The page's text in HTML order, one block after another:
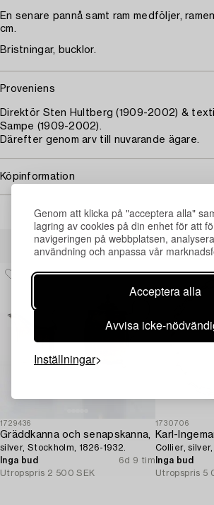
Genom att klicka på "acceptera alla"
lagring av cookies på din enhet för att
navigeringen på webbplatsen,
användning och anpassa vår
Acceptera alla
Avvisa icke-
Inställningar
En senare pannå samt ram medföljer,
cm.
Bristningar, bucklor.
Proveniens
Direktör Sten Hultberg (1909-2002) &
Sampe (1909-2002).
Därefter genom arv till nuvarande ägare.
Köpinformation
Andra har även
1729436
Gräddkanna och senapskanna,
silver, Stockholm, 1826-1932.
Inga bud
6d 9 tim
Utropspris 2 500 SEK
1730706
Karl-
Collier, silver,
Inga bud
Utropspris 5